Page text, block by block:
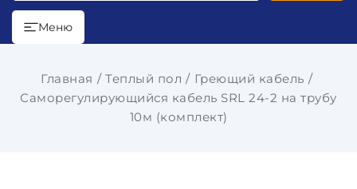
Меню
Главная Теплый пол
Греющий кабель
Саморегулирующийся кабель SRL 24-2 на трубу
10м (комплект)